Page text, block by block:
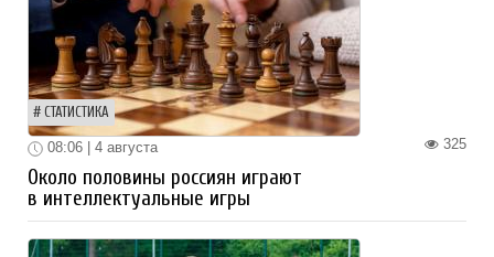
СТАТИСТИКА
325
08:06 | 4 августа
Около половины россиян играют
в интеллектуальные игры